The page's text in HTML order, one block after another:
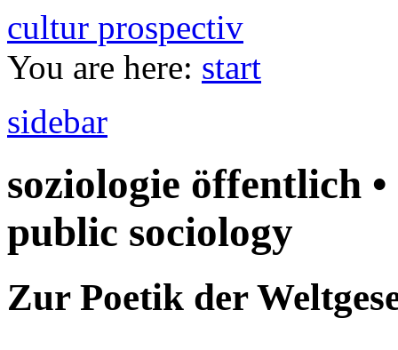
cultur prospectiv
You are here: start
sidebar
soziologie öffentlich
public sociology
Zur Poetik der